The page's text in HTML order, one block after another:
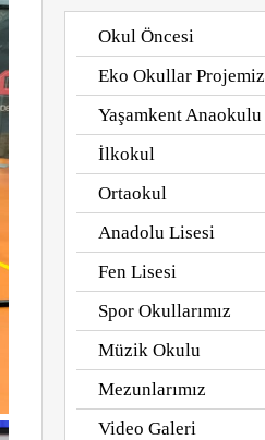
Okul Öncesi
Eko Okullar Projemiz
Yaşamkent Anaokulu
İlkokul
Ortaokul
Anadolu Lisesi
Fen Lisesi
Spor Okullarımız
Müzik Okulu
Mezunlarımız
Video Galeri